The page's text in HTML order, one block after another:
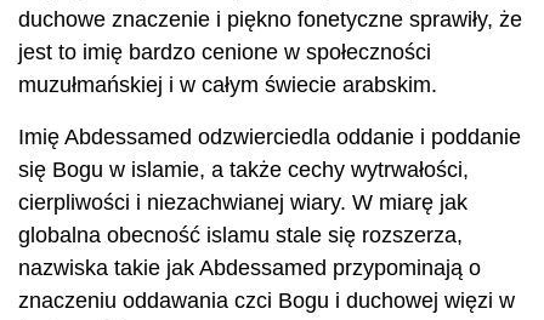
duchowe znaczenie i piękno fonetyczne sprawiły, że
jest to imię bardzo cenione w społeczności
muzułmańskiej i w całym świecie arabskim.
Imię Abdessamed odzwierciedla oddanie i poddanie
się Bogu w islamie, a także cechy wytrwałości,
cierpliwości i niezachwianej wiary. W miarę jak
globalna obecność islamu stale się rozszerza,
nazwiska takie jak Abdessamed przypominają o
znaczeniu oddawania czci Bogu i duchowej więzi w